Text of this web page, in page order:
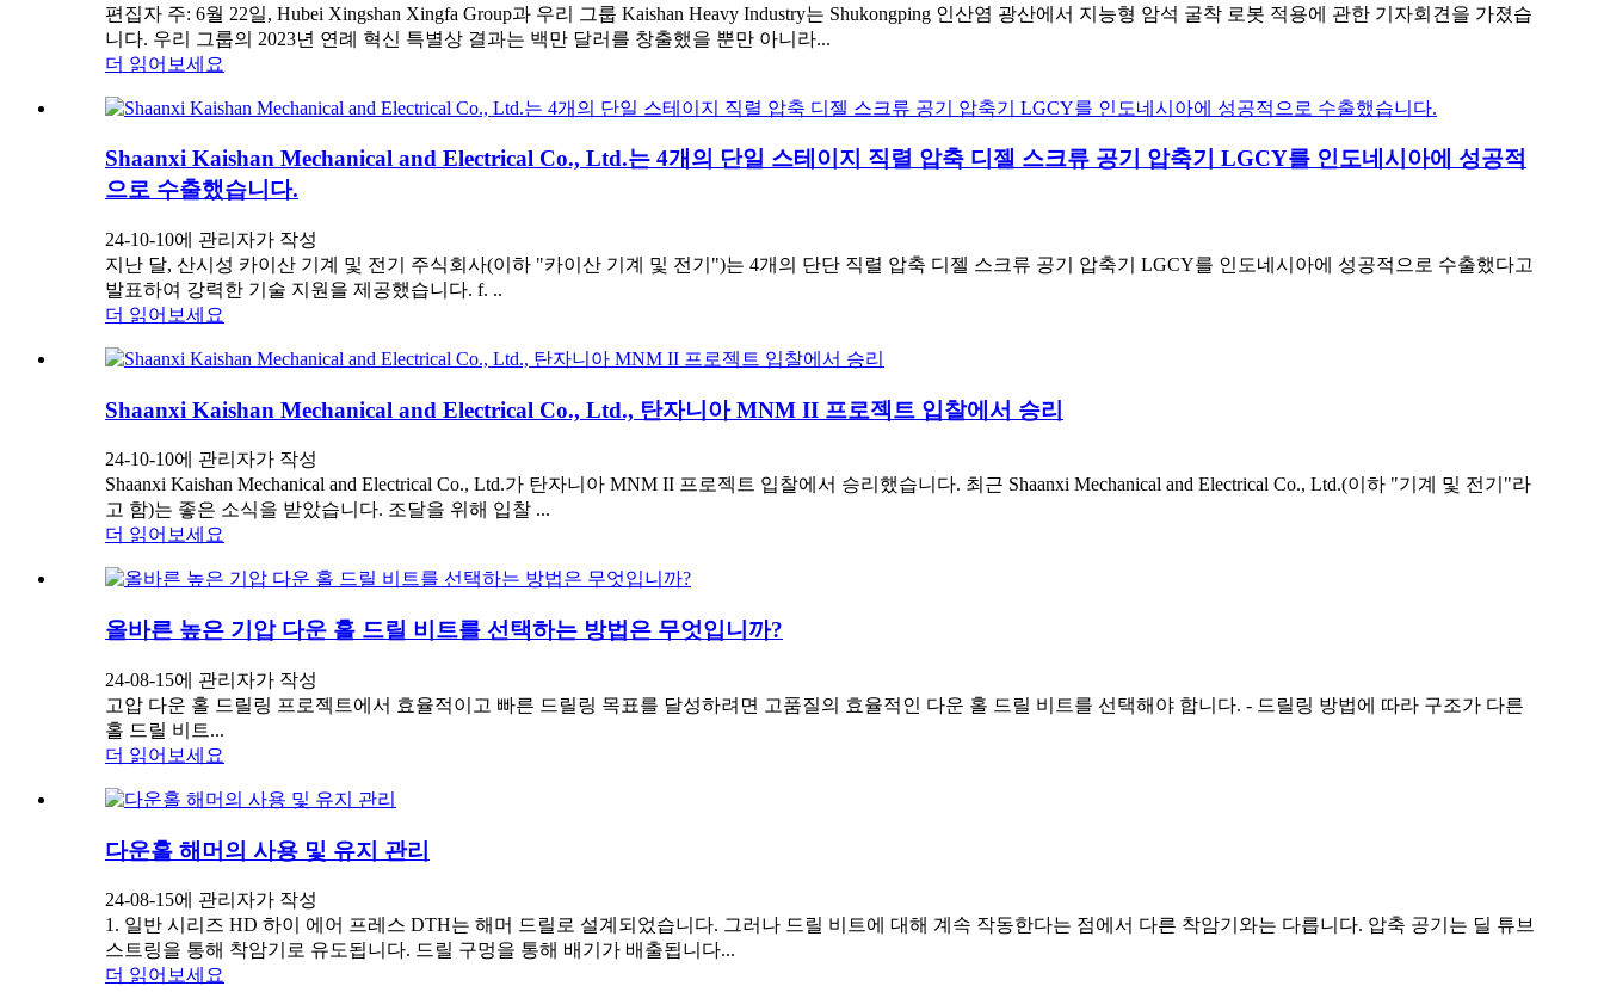
편집자 주: 6월 22일, Hubei Xingshan Xingfa Group과 우리 그룹 Kaishan Heavy Industry는 Shukongping 인산염 광산에서 지능형 암석 굴착 로봇 적용에 관한 기자회견을 가졌습
니다. 우리 그룹의 2023년 연례 혁신 특별상 결과는 백만 달러를 창출했을 뿐만 아니라...
더 읽어보세요
Shaanxi Kaishan Mechanical and Electrical Co., Ltd.는 4개의 단일 스테이지 직렬 압축 디젤 스크류 공기 압축기 LGCY를 인도네시아에 성공적
으로 수출했습니다.
24-10-10에 관리자가 작성
지난 달, 산시성 카이산 기계 및 전기 주식회사(이하 "카이산 기계 및 전기")는 4개의 단단 직렬 압축 디젤 스크류 공기 압축기 LGCY를 인도네시아에 성공적으로 수출했다고
발표하여 강력한 기술 지원을 제공했습니다. f. ..
더 읽어보세요
Shaanxi Kaishan Mechanical and Electrical Co., Ltd., 탄자니아 MNM II 프로젝트 입찰에서 승리
24-10-10에 관리자가 작성
Shaanxi Kaishan Mechanical and Electrical Co., Ltd.가 탄자니아 MNM II 프로젝트 입찰에서 승리했습니다. 최근 Shaanxi Mechanical and Electrical Co., Ltd.(이하 "기계 및 전기"라
고 함)는 좋은 소식을 받았습니다. 조달을 위해 입찰 ...
더 읽어보세요
올바른 높은 기압 다운 홀 드릴 비트를 선택하는 방법은 무엇입니까?
24-08-15에 관리자가 작성
고압 다운 홀 드릴링 프로젝트에서 효율적이고 빠른 드릴링 목표를 달성하려면 고품질의 효율적인 다운 홀 드릴 비트를 선택해야 합니다. - 드릴링 방법에 따라 구조가 다른
홀 드릴 비트...
더 읽어보세요
다운홀 해머의 사용 및 유지 관리
24-08-15에 관리자가 작성
1. 일반 시리즈 HD 하이 에어 프레스 DTH는 해머 드릴로 설계되었습니다. 그러나 드릴 비트에 대해 계속 작동한다는 점에서 다른 착암기와는 다릅니다. 압축 공기는 딜 튜브
스트링을 통해 착암기로 유도됩니다. 드릴 구멍을 통해 배기가 배출됩니다...
더 읽어보세요